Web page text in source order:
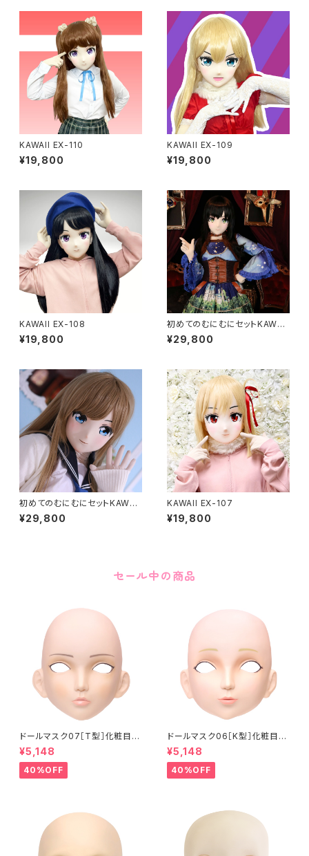
KAWAII EX-110
¥19,800
KAWAII EX-109
¥19,800
KAWAII EX-108
¥19,800
初めてのむにむにセットKAWAII
EX-37
¥29,800
初めてのむにむにセットKAWAII
EX-15
¥29,800
KAWAII EX-107
¥19,800
セール中の商品
ドールマスク07［T型］化粧目穴
処理済 MASK07 [DOLL T] O
pening eye hole and make
up
¥5,148
40%OFF
ドールマスク06［K型］化粧目穴
処理 MASK06 [DOLL K] Op
ening eye hole and make
up
¥5,148
40%OFF